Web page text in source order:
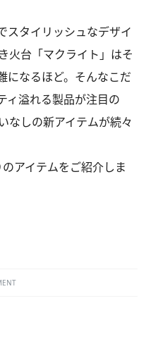
タイリッシュなデザイ
火台「マクライト」はそ
になるほど。そんなこだ
ィ溢れる製品が注目の
なしの新アイテムが続々
アイテムをご紹介しま